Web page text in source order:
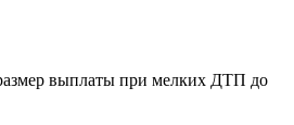
выплаты при мелких ДТП до